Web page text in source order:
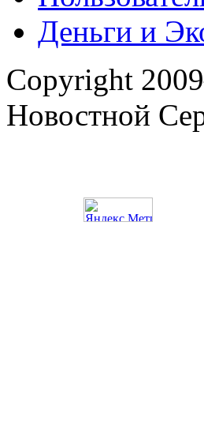
Деньги и
Copyright
Новостной